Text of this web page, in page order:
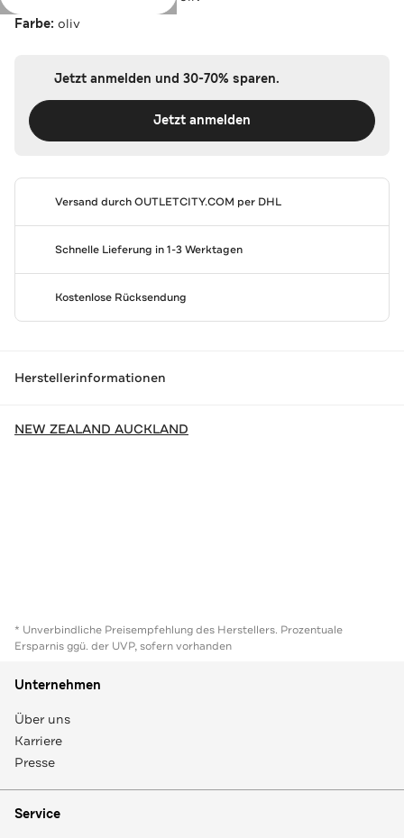
Farbe: oliv
Jetzt anmelden und 30-70% sparen.
Jetzt anmelden
Versand durchOUTLETCITY.COM per DHL
Schnelle Lieferung in 1-3 Werktagen
Kostenlose Rücksendung
Herstellerinformationen
NEW ZEALAND AUCKLAND
* Unverbindliche Preisempfehlung des Herstellers. Prozentuale
Ersparnis ggü. der UVP, sofern vorhanden
Unternehmen
Über uns
Karriere
Presse
Service